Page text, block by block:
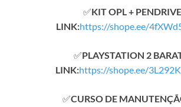
✅KIT OPL + PENDRIVE
LINK:https://shope.ee/
✅PLAYSTATION 2
LINK:https://shope.ee/
✅CURSO DE